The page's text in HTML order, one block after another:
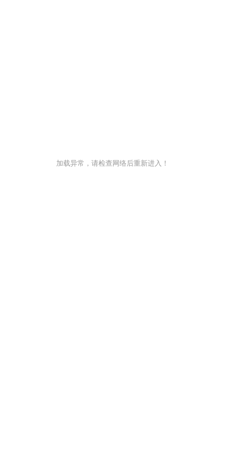
加载异常，请检查网络后重新进入！